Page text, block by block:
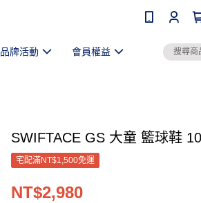
品牌活動 會員權益
SWIFTACE GS 大童 籃球鞋
宅配滿NT$1,500免運
NT$2,980